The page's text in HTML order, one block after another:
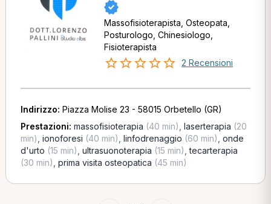
Massofisioterapista, Osteopata,
Posturologo, Chinesiologo,
Fisioterapista
2 Recensioni
Indirizzo: Piazza Molise 23 - 58015 Orbetello (GR)
Prestazioni: massofisioterapia (40 min) laserterapia (20
min) ionoforesi (40 min) linfodrenaggio (60 min) onde
d'urto (15 min) ultrasuonoterapia (15 min) ,tecarterapia
(30 min) prima visita osteopatica (45 min)